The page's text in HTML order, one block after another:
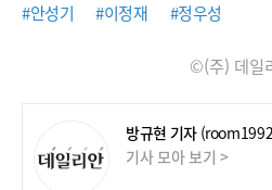
#안성기 #이정재 #정우성
©(주) 데일
방규현 기자
기사 모아 보기 >